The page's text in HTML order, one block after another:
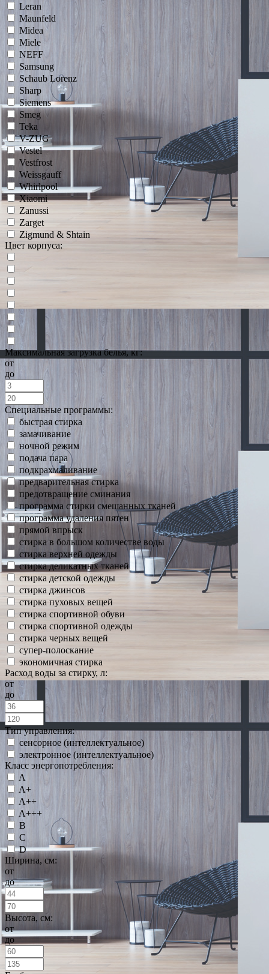
Leran
Maunfeld
Midea
Miele
NEFF
Samsung
Schaub Lorenz
Sharp
Siemens
Smeg
Teka
V-ZUG
Vestel
Vestfrost
Weissgauff
Whirlpool
Xiaomi
Zanussi
Zarget
Zigmund & Shtain
Цвет корпуса:
Максимальная загрузка белья, кг:
от
до
Специальные программы:
быстрая стирка
замачивание
ночной режим
подача пара
подкрахмаливание
предварительная стирка
предотвращение сминания
программа стирки смешанных тканей
программа удаления пятен
прямой впрыск
стирка в большом количестве воды
стирка верхней одежды
стирка деликатных тканей
стирка детской одежды
стирка джинсов
стирка пуховых вещей
стирка спортивной обуви
стирка спортивной одежды
стирка черных вещей
супер-полоскание
экономичная стирка
Расход воды за стирку, л:
от
до
Тип управления:
сенсорное (интеллектуальное)
электронное (интеллектуальное)
Класс энергопотребления:
A
A+
A++
A+++
B
C
D
Ширина, см:
от
до
Высота, см:
от
до